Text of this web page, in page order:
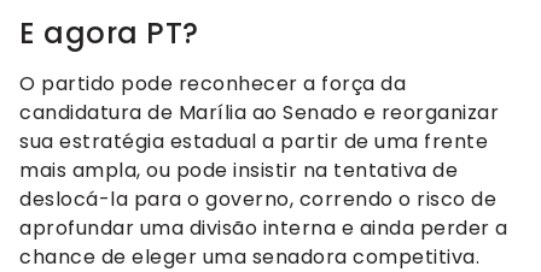
E agora PT?
O partido pode reconhecer a força da
candidatura de Marília ao Senado e reorganizar
sua estratégia estadual a partir de uma frente
mais ampla, ou pode insistir na tentativa de
deslocá-la para o governo, correndo o risco de
aprofundar uma divisão interna e ainda perder a
chance de eleger uma senadora competitiva.